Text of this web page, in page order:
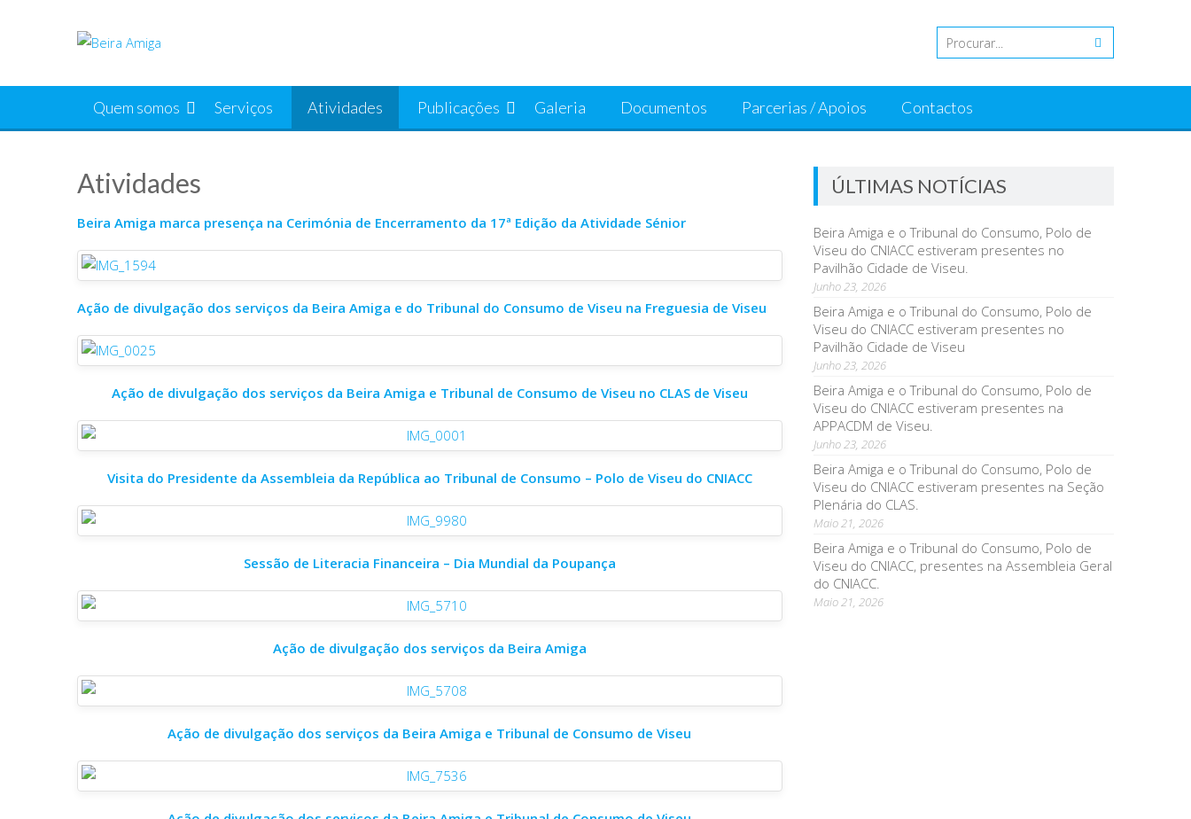
Quem somos Serviços Atividades Publicações Galeria Documentos Parcerias / Apoios Contactos
Atividades
Beira Amiga marca presença na Cerimónia de Encerramento da 17ª Edição da Atividade Sénior
Ação de divulgação dos serviços da Beira Amiga e do Tribunal do Consumo de Viseu na Freguesia de Viseu
Ação de divulgação dos serviços da Beira Amiga e Tribunal de Consumo de Viseu no CLAS de Viseu
Visita do Presidente da Assembleia da República ao Tribunal de Consumo – Polo de Viseu do CNIACC
Sessão de Literacia Financeira – Dia Mundial da Poupança
Ação de divulgação dos serviços da Beira Amiga
Ação de divulgação dos serviços da Beira Amiga e Tribunal de Consumo de Viseu
ÚLTIMAS NOTÍCIAS
Beira Amiga e o Tribunal do Consumo, Polo de
Viseu do CNIACC estiveram presentes no
Pavilhão Cidade de Viseu.
Junho 23, 2026
Beira Amiga e o Tribunal do Consumo, Polo de
Viseu do CNIACC estiveram presentes no
Pavilhão Cidade de Viseu
Junho 23, 2026
Beira Amiga e o Tribunal do Consumo, Polo de
Viseu do CNIACC estiveram presentes na
APPACDM de Viseu.
Junho 23, 2026
Beira Amiga e o Tribunal do Consumo, Polo de
Viseu do CNIACC estiveram presentes na Seção
Plenária do CLAS.
Maio 21, 2026
Beira Amiga e o Tribunal do Consumo, Polo de
Viseu do CNIACC, presentes na Assembleia Geral
do CNIACC.
Maio 21, 2026